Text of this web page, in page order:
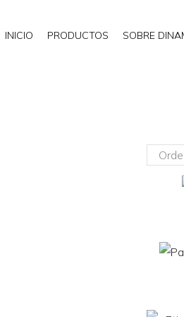
INICIO PRODUCTOS SOBRE